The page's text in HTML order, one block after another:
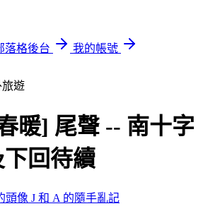
落格後台
我的帳號
旅遊
暖] 尾聲 -- 南十字
回待續
J 和 A 的隨手亂記